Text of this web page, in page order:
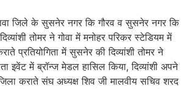
जिले के सुसनेर नगर कि गौरव व सुसनेर नगर कि
तोमर ने गोवा में मनोहर परिकर स्टेडियम में
प्रतियोगिता में सुसनेर की दिव्यांशी तोमर ने
इवेंट में ब्रॉन्ज मेडल हासिल किया, दिव्यांशी अपने
कराते संघ अध्यक्ष शिव जी मालवीय सचिव शरद